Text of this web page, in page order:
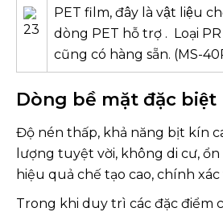
PET film, đây là vật liệu
dòng PET hỗ trợ . Loại
cũng có hàng sẵn. (MS-
Dòng bề mặt đặc biệt
Độ nén thấp, khả năng bịt kín
lượng tuyệt vời, không di cư,
hiệu quả chế tạo cao, chính
Trong khi duy trì các đặc điểm